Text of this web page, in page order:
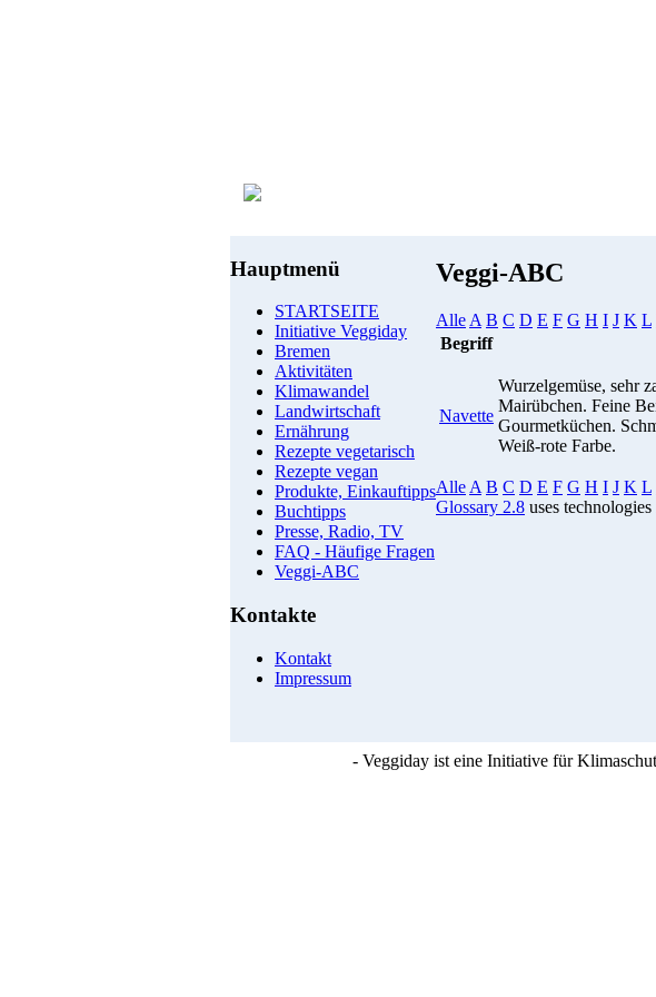
Hauptmenü
STARTSEITE
Initiative Veggiday
Bremen
Aktivitäten
Klimawandel
Landwirtschaft
Ernährung
Rezepte vegetarisch
Rezepte vegan
Produkte, Einkauftipps
Buchtipps
Presse, Radio, TV
FAQ - Häufige Fragen
Veggi-ABC
Kontakte
Kontakt
Impressum
Veggi-ABC
Alle A B C D E F G H I J K L
Begriff
Navette
Wurzelgemüse, sehr
Mairübchen. Feine
Gourmetküchen.
Weiß-rote Farbe.
Alle A B C D E F G H I J K L
Glossary 2.8 uses
- Veggiday ist eine Initiative für